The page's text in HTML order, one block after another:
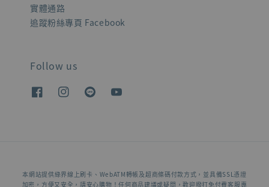
實體通路
追蹤粉絲專頁 Facebook
Follow us
本網站提供綠界線上刷卡、WebATM轉帳及超商條碼付款方式，並具備SSL憑證
加密，方便又安全，請安心購物！任何商品建議或疑問，歡迎撥打免付費客服專